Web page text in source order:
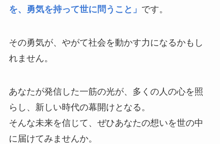
を、勇気を持って世に問うこと」 です。
その勇気が、やがて社会を動かす力になるかもし
れません。
あなたが発信した一筋の光が、多くの人の心を照
らし、新しい時代の幕開けとなる。
そんな未来を信じて、ぜひあなたの想いを世の中
に届けてみませんか。